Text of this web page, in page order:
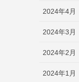
2024年4月
2024年3月
2024年2月
2024年1月